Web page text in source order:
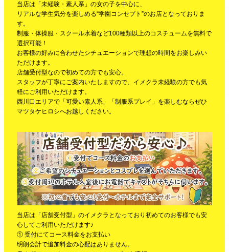
当店は「未経験・素人系」の女の子を中心に、
リアルな学生気分を楽しめる“学園コンセプト”のお店となっておりま
す。
制服・体操服・スクール水着など100種類以上のコスチュームを無料で
選択可能！
お客様の好みに合わせたシチュエーションで理想の時間をお楽しみい
ただけます。
店舗受付型なので初めての方でも安心。
スタッフが丁寧にご案内いたしますので、イメクラ未経験の方でも気
軽にご利用いただけます。
西川口エリアで「可愛い素人系」「制服系プレイ」を楽しむならぜひ
マツタケヒロシへお越しください。
当店は「店舗受付型」のイメクラとなっており初めてのお客様でも安
心してご利用いただけます♪
① 受付にてコース料金をお支払い
明朗会計で追加料金の心配はありません。